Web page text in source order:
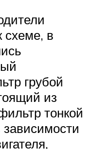
схеме, в
грубой
из
тонкой
зависимости